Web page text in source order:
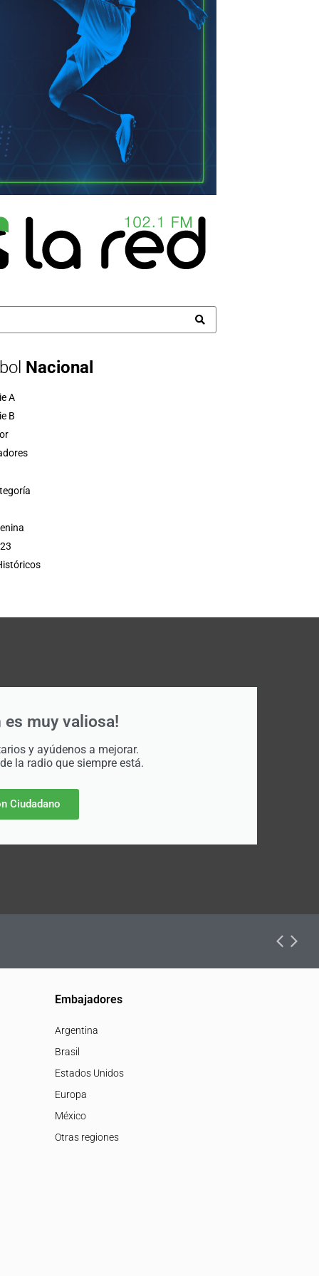
Nacional
A
B
es muy valiosa!
y ayúdenos a mejorar.
la radio que siempre está.
Ciudadano
Embajadores
Argentina
Brasil
Estados Unidos
Europa
México
Otras regiones